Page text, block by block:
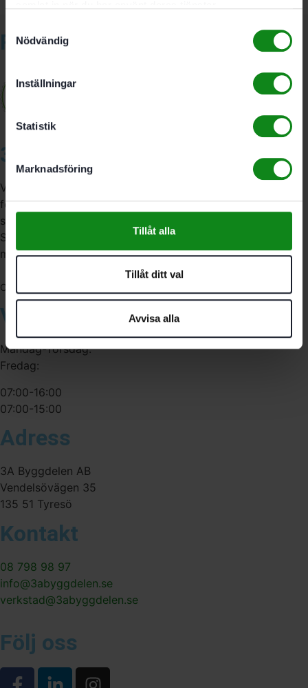
Nödvändig
Inställningar
Statistik
Marknadsföring
Tillåt alla
Tillåt ditt val
Avvisa alla
Relaterade produkter
3A Byggdelen
Vi är återförsäljare av elverktyg, tillbehör, infästning och
förbrukningsmaterial. Vi har en fysisk butik och
serviceverkstad i Stockholm samt en e-handel för hela
Sverige. Av oss får du professionell service av
medarbetare med gedigen erfarenhet.
Org. nr:
Våra öppettider
Måndag-Torsdag:
Fredag:
07:00-16:00
07:00-15:00
Adress
3A Byggdelen AB
Vendelsövägen 35
135 51 Tyresö
Kontakt
08 798 98 97
info@3abyggdelen.se
verkstad@3abyggdelen.se
Följ oss